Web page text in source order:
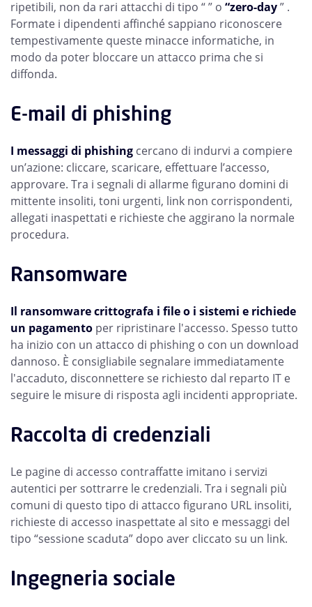
ripetibili, non da rari attacchi di tipo “ ” o “zero-day” .
Formate i dipendenti affinché sappiano riconoscere
tempestivamente queste minacce informatiche, in
modo da poter bloccare un attacco prima che si
diffonda.
E-mail di phishing
I messaggi di phishing cercano di indurvi a compiere
un’azione: cliccare, scaricare, effettuare l’accesso,
approvare. Tra i segnali di allarme figurano domini di
mittente insoliti, toni urgenti, link non corrispondenti,
allegati inaspettati e richieste che aggirano la normale
procedura.
Ransomware
Il ransomware crittografa i file o i sistemi e richiede
un pagamento per ripristinare l'accesso. Spesso tutto
ha inizio con un attacco di phishing o con un download
dannoso. È consigliabile segnalare immediatamente
l'accaduto, disconnettere se richiesto dal reparto IT e
seguire le misure di risposta agli incidenti appropriate.
Raccolta di credenziali
Le pagine di accesso contraffatte imitano i servizi
autentici per sottrarre le credenziali. Tra i segnali più
comuni di questo tipo di attacco figurano URL insoliti,
richieste di accesso inaspettate al sito e messaggi del
tipo “sessione scaduta” dopo aver cliccato su un link.
Ingegneria sociale